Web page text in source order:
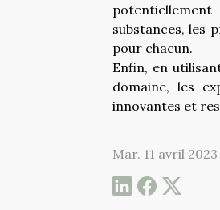
substances, les
pour chacun.
Enfin, en
domaine, les
innovantes et
Mar. 11 avril 2023